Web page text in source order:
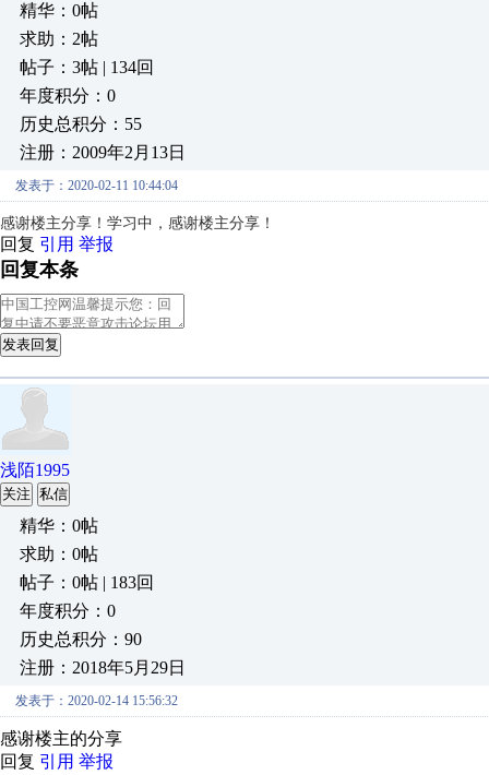
精华：0帖
求助：2帖
帖子：3帖 | 134回
年度积分：0
历史总积分：55
注册：2009年2月13日
发表于：2020-02-11 10:44:04
感谢楼主分享！学习中，感谢楼主分享！
回复 引用 举报
回复本条
发表回复
浅陌1995
关注 私信
精华：0帖
求助：0帖
帖子：0帖 | 183回
年度积分：0
历史总积分：90
注册：2018年5月29日
发表于：2020-02-14 15:56:32
感谢楼主的分享
回复 引用 举报